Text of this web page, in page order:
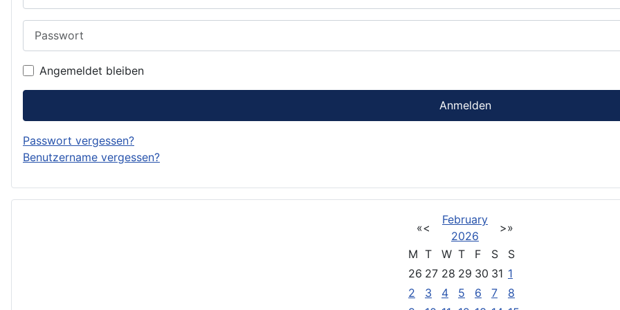
Angemeldet bleiben
Anmelden
Passwort vergessen?
Benutzername vergessen?
«<
February
2026
>»
M T W T F S
S
26 27 28 29 30 31 1
2
3 4 5 6 7
8